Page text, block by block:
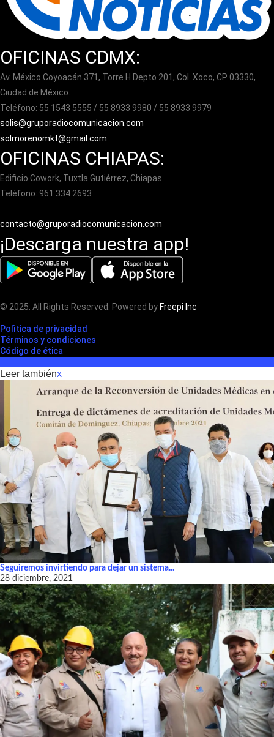
OFICINAS CDMX:
Av. México Coyoacán 371, Torre H Depto 201, Col. Xoco, CP 03330,
Ciudad de México.
Teléfono: 55 1543 5555 / 55 8933 9980 / 55 8933 9979
solis@gruporadiocomunicacion.com
solmorenomkt@gmail.com
OFICINAS CHIAPAS:
Edificio Cowork, Tuxtla Gutiérrez, Chiapas.
Teléfono: 961 334 2693
contacto@gruporadiocomunicacion.com
¡Descarga nuestra app!
© 2025. All Rights Reserved. Powered by Freepi Inc
Polìtica de privacidad
Términos y condiciones
Código de ética
Leer tambiénx
Seguiremos invirtiendo para dejar un sistema...
28 diciembre, 2021